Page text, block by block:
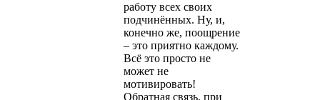
работу всех своих
подчинённых. Ну, и,
конечно же, поощрение
– это приятно каждому.
Всё это просто не
может не
мотивировать!
Обратная связь, при